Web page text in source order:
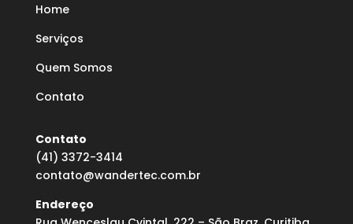
Home
Serviços
Quem Somos
Contato
Contato
(41) 3372-3414
contato@wandertec.com.br
Endereço